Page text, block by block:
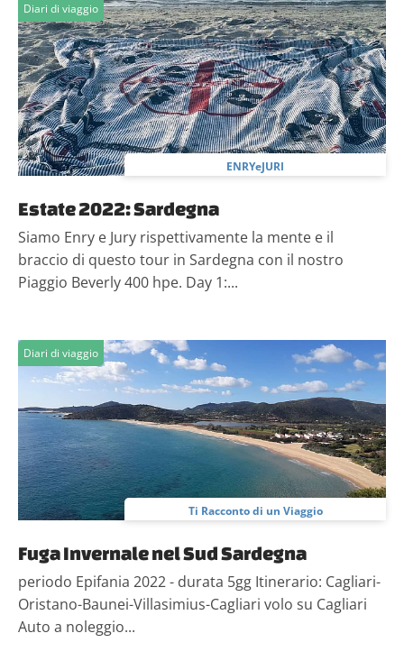
Diari di viaggio
ENRYeJURI
Estate 2022: Sardegna
Siamo Enry e Jury rispettivamente la mente e il
braccio di questo tour in Sardegna con il nostro
Piaggio Beverly 400 hpe. Day 1:...
Diari di viaggio
Ti Racconto di un Viaggio
Fuga Invernale nel Sud Sardegna
periodo Epifania 2022 - durata 5gg Itinerario: Cagliari-
Oristano-Baunei-Villasimius-Cagliari volo su Cagliari
Auto a noleggio...